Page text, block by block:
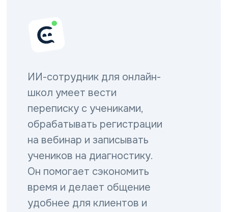
ИИ-сотрудник для онлайн-
школ умеет вести
переписку с учениками,
обрабатывать регистрации
на вебинар и записывать
учеников на диагностику.
Он помогает сэкономить
время и делает общение
удобнее для клиентов и